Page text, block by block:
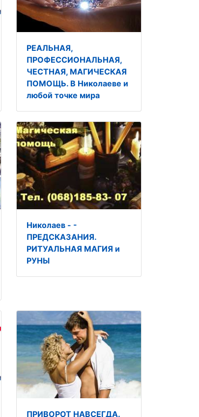
РЕАЛЬНАЯ,
ПРОФЕССИОНАЛЬНАЯ,
ЧЕСТНАЯ, МАГИЧЕСКАЯ
ПОМОЩЬ. В Николаеве и
любой точке мира
Николаев - -
ПРЕДСКАЗАНИЯ.
РИТУАЛЬНАЯ МАГИЯ и
РУНЫ
ПРИВОРОТ НАВСЕГДА.